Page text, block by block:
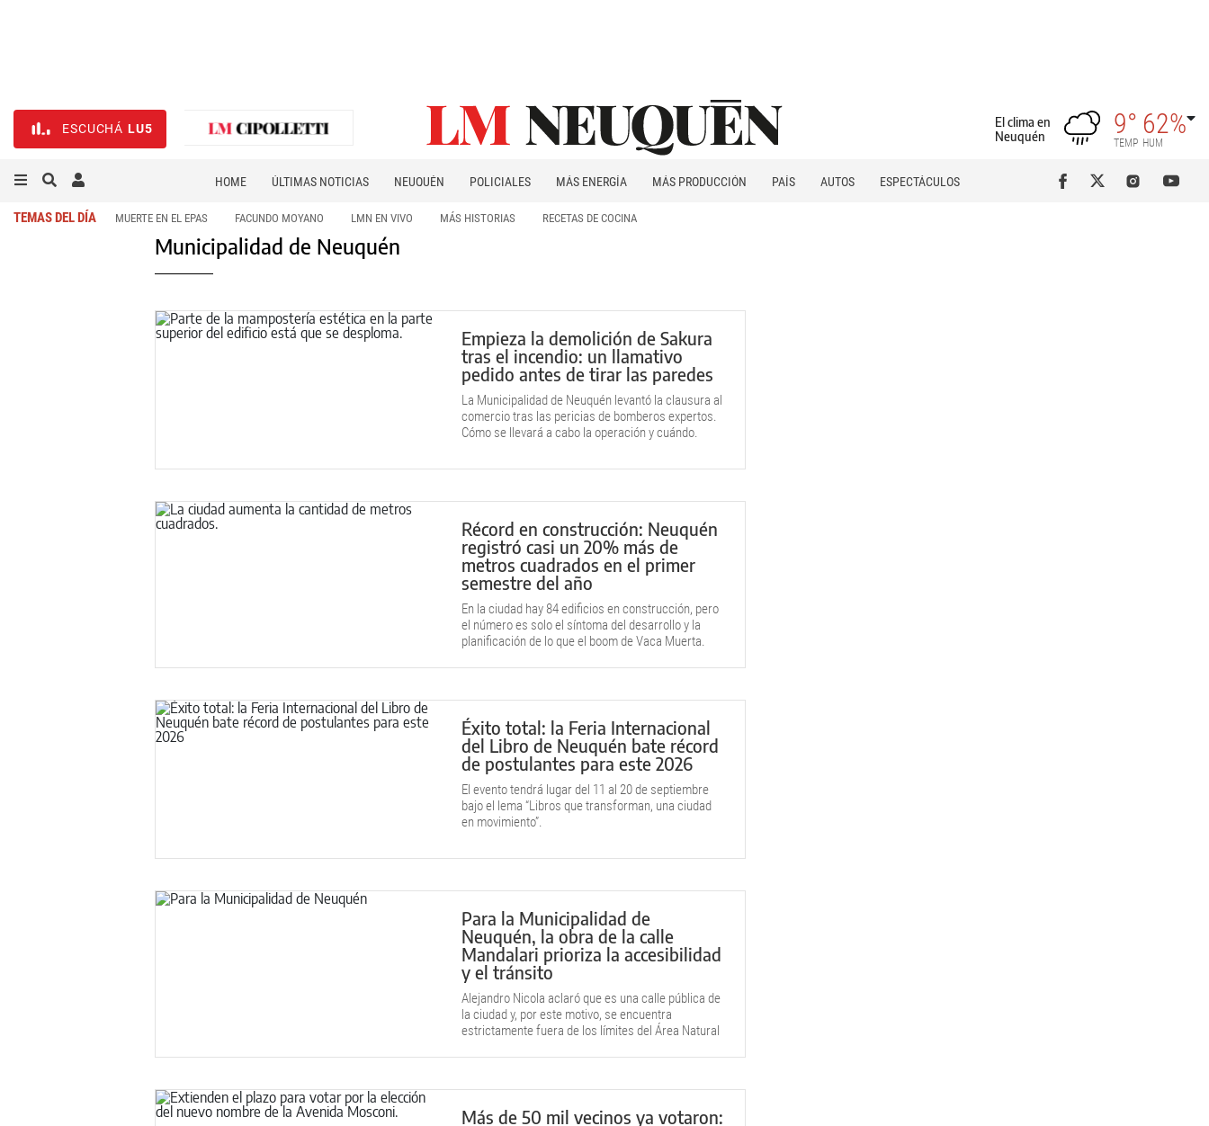
ESCUCHÁ LU5
El clima en
Neuquén
9°
TEMP
62%
HUM
HOME ÚLTIMAS NOTICIAS NEUQUÉN POLICIALES MÁS ENERGÍA MÁS PRODUCCIÓN PAÍS AUTOS
ESPECTÁCULOS
TEMAS DEL DÍA MUERTE EN EL EPAS FACUNDO MOYANO LMN EN VIVO MÁS HISTORIAS RECETAS DE COCINA
Municipalidad de Neuquén
Empieza la demolición de Sakura
tras el incendio: un llamativo
pedido antes de tirar las paredes
La Municipalidad de Neuquén levantó la clausura al
comercio tras las pericias de bomberos expertos.
Cómo se llevará a cabo la operación y cuándo.
Récord en construcción: Neuquén
registró casi un 20% más de
metros cuadrados en el primer
semestre del año
En la ciudad hay 84 edificios en construcción, pero
el número es solo el síntoma del desarrollo y la
planificación de lo que el boom de Vaca Muerta.
Éxito total: la Feria Internacional
del Libro de Neuquén bate récord
de postulantes para este 2026
El evento tendrá lugar del 11 al 20 de septiembre
bajo el lema “Libros que transforman, una ciudad
en movimiento”.
Para la Municipalidad de
Neuquén, la obra de la calle
Mandalari prioriza la accesibilidad
y el tránsito
Alejandro Nicola aclaró que es una calle pública de
la ciudad y, por este motivo, se encuentra
estrictamente fuera de los límites del Área Natural
Más de 50 mil vecinos ya votaron: